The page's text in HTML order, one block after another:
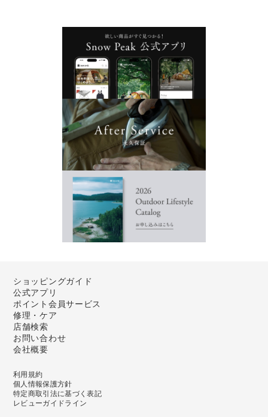
ショッピングガイド
公式アプリ
ポイント会員サービス
修理・ケア
店舗検索
お問い合わせ
会社概要
利用規約
個人情報保護方針
特定商取引法に基づく表記
レビューガイドライン